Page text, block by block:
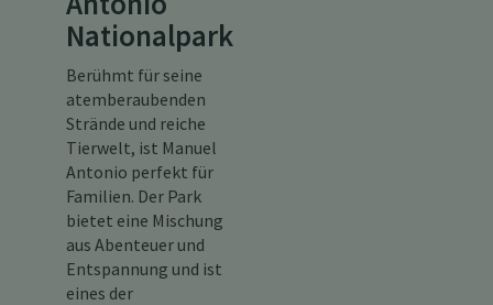
Nationalpark
Berühmt für seine
atemberaubenden
Strände und reiche
Tierwelt, ist Manuel
Antonio perfekt für
Familien. Der Park
bietet eine Mischung
aus Abenteuer und
Entspannung und ist
eines der